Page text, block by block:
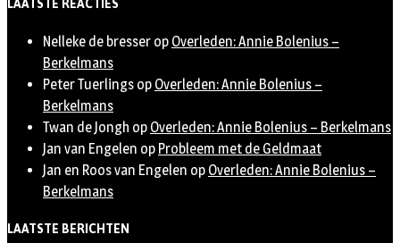
Nelleke de bresser op Overleden: Annie Bolenius –
Berkelmans
Peter Tuerlings op Overleden: Annie Bolenius –
Berkelmans
Twan de Jongh op Overleden: Annie Bolenius – Berkelmans
Jan van Engelen op Probleem met de Geldmaat
Jan en Roos van Engelen op Overleden: Annie Bolenius –
Berkelmans
LAATSTE BERICHTEN